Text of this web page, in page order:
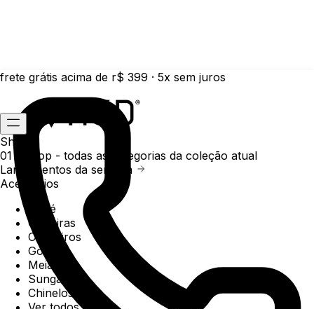
frete grátis acima de r$ 399 · 5x sem juros
Shop
01 /
Shop - todas as categorias da coleção atual
Lançamentos da semana
Acessórios
Boné
Carteiras
Chaveiros
Gorros
Meias
Sunga
Chinelos